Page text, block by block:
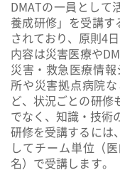
DMATの一員として
養成研修 」を受講す
されており、原則4
内容は災害医療や
災害・救急医療情
所や災害拠点病院
ど、状況ごとの研修
でなく、知識・技術
研修を受講するには、
して チーム単位（
名）で受講します。